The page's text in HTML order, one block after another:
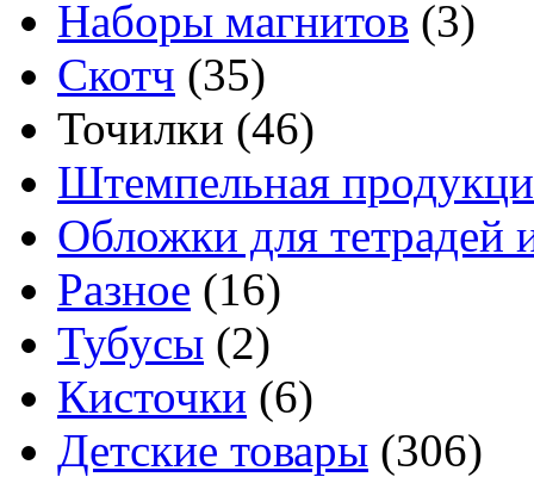
Наборы магнитов (3)
Скотч (35)
Точилки (46)
Штемпельная
Обложки для тетрадей
Разное (16)
Тубусы (2)
Кисточки (6)
Детские товары (306)